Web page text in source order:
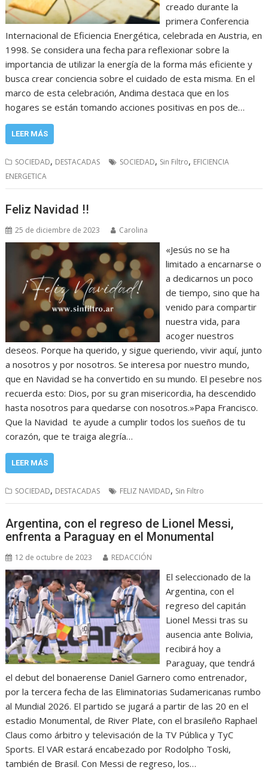
creado durante la
primera Conferencia
Internacional de Eficiencia Energética, celebrada en Austria, en
1998. Se considera una fecha para reflexionar sobre la
importancia de utilizar la energía de la forma más eficiente y
busca crear conciencia sobre el cuidado de esta misma. En el
marco de esta celebración, Andima destaca que en los
hogares se están tomando acciones positivas en pos de…
LEER MÁS
SOCIEDAD, DESTACADAS SOCIEDAD, Sin Filtro, EFICIENCIA
ENERGETICA
Feliz Navidad !!
25 de diciembre de 2023 Carolina
«Jesús no se ha
limitado a encarnarse o
a dedicarnos un poco
de tiempo, sino que ha
venido para compartir
nuestra vida, para
acoger nuestros
deseos. Porque ha querido, y sigue queriendo, vivir aquí, junto
a nosotros y por nosotros. Se interesa por nuestro mundo,
que en Navidad se ha convertido en su mundo. El pesebre nos
recuerda esto: Dios, por su gran misericordia, ha descendido
hasta nosotros para quedarse con nosotros.»Papa Francisco.
Que la Navidad te ayude a cumplir todos los sueños de tu
corazón, que te traiga alegría…
LEER MÁS
SOCIEDAD, DESTACADAS FELIZ NAVIDAD, Sin Filtro
Argentina, con el regreso de Lionel Messi,
enfrenta a Paraguay en el Monumental
12 de octubre de 2023 REDACCIÓN
El seleccionado de la
Argentina, con el
regreso del capitán
Lionel Messi tras su
ausencia ante Bolivia,
recibirá hoy a
Paraguay, que tendrá
el debut del bonaerense Daniel Garnero como entrenador,
por la tercera fecha de las Eliminatorias Sudamericanas rumbo
al Mundial 2026. El partido se jugará a partir de las 20 en el
estadio Monumental, de River Plate, con el brasileño Raphael
Claus como árbitro y televisación de la TV Pública y TyC
Sports. El VAR estará encabezado por Rodolpho Toski,
también de Brasil. Con Messi de regreso, los…